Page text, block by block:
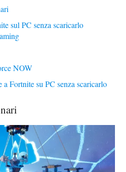
sul PC senza scaricarlo
NOW
Fortnite su PC senza scaricarlo